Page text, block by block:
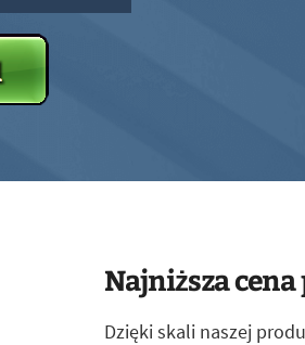
Najniższa
Dzięki skali naszej